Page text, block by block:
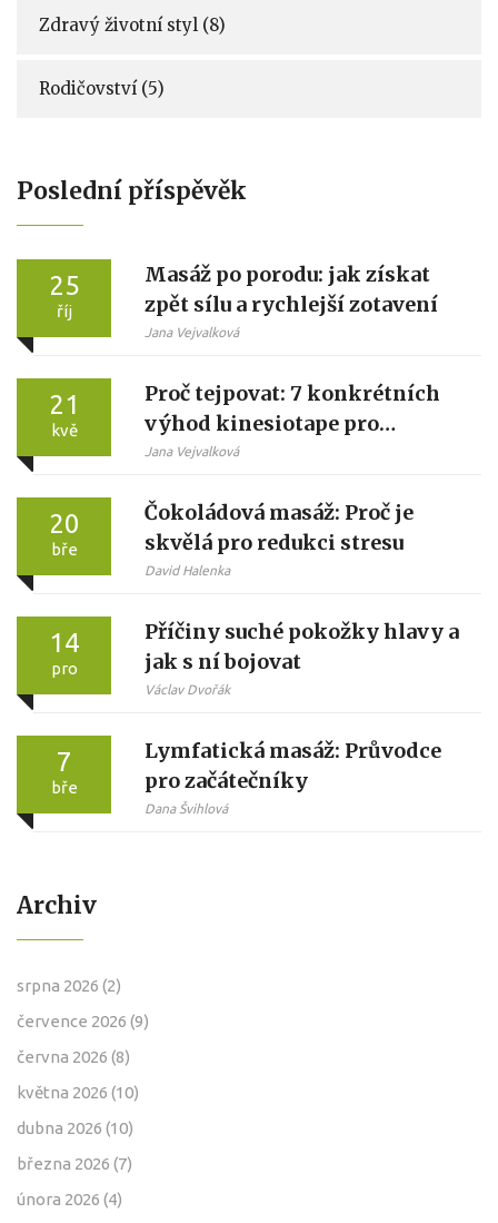
Zdravý životní styl (8)
Rodičovství (5)
Poslední příspěvěk
25
říj
Masáž po porodu: jak získat
zpět sílu a rychlejší zotavení
Jana Vejvalková
21
kvě
Proč tejpovat: 7 konkrétních
výhod kinesiotape pro
sportovce i běžné lidi
Jana Vejvalková
20
bře
Čokoládová masáž: Proč je
skvělá pro redukci stresu
David Halenka
14
pro
Příčiny suché pokožky hlavy a
jak s ní bojovat
Václav Dvořák
7
bře
Lymfatická masáž: Průvodce
pro začátečníky
Dana Švihlová
Archiv
srpna 2026 (2)
července 2026 (9)
června 2026 (8)
května 2026 (10)
dubna 2026 (10)
března 2026 (7)
února 2026 (4)